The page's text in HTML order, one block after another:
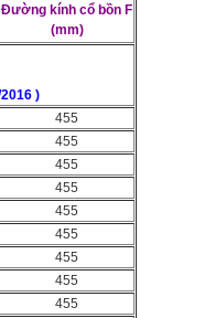
Đường kính cổ bồn F
(mm)
)
455
455
455
455
455
455
455
455
455